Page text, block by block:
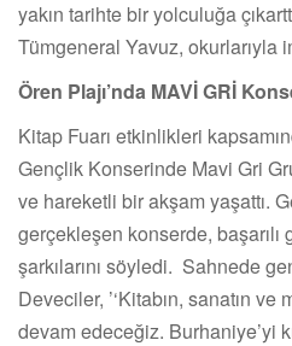
yakın tarihte bir yolculuğa
Tümgeneral Yavuz, okurlarıyla
Ören Plajı’nda MAVİ GRİ
Kitap Fuarı etkinlikleri
Gençlik Konserinde Mavi Gri
ve hareketli bir akşam yaşattı.
gerçekleşen konserde,
şarkılarını söyledi. Sahnede
Deveciler, ‘’Kitabın, sanatın ve
devam edeceğiz. Burhaniye’yi